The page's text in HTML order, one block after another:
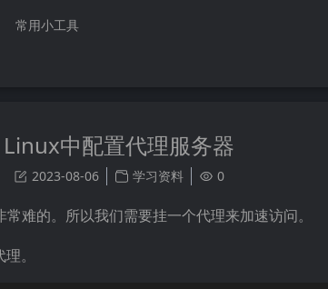
常用小工具
Linux中配置代理服务器
2023-08-06 学习资料 0
难的。所以我们需要挂一个代理来加速访问。
。